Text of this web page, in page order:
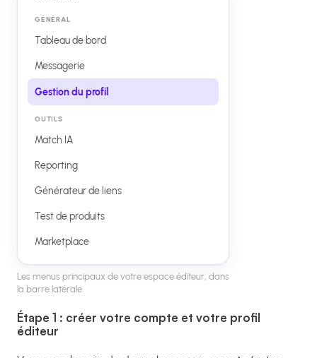
GÉNÉRAL
Tableau de bord
Messagerie
Gestion du profil
OUTILS
Match IA
Reporting
Générateur de liens
Test de produits
Marketplace
Les menus principaux de votre espace éditeur, dans
la barre latérale.
Étape 1 : créer votre compte et votre profil
éditeur